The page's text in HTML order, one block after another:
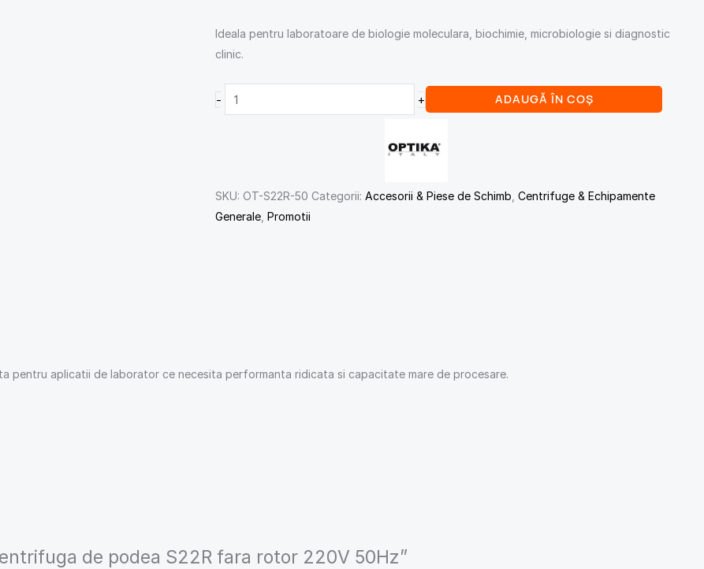
Ideala pentru laboratoare de biologie moleculara, biochimie, microbiologie si diagnostic
clinic.
- + ADAUGĂ ÎN COȘ
SKU:OT-S22R-50 Categorii:Accesorii & Piese de Schimb,Centrifuge & Echipamente
Generale, Promotii
aplicatii de laborator ce necesita performanta ridicata si capacitate mare de procesare.
de podea S22R fara rotor 220V 50Hz”